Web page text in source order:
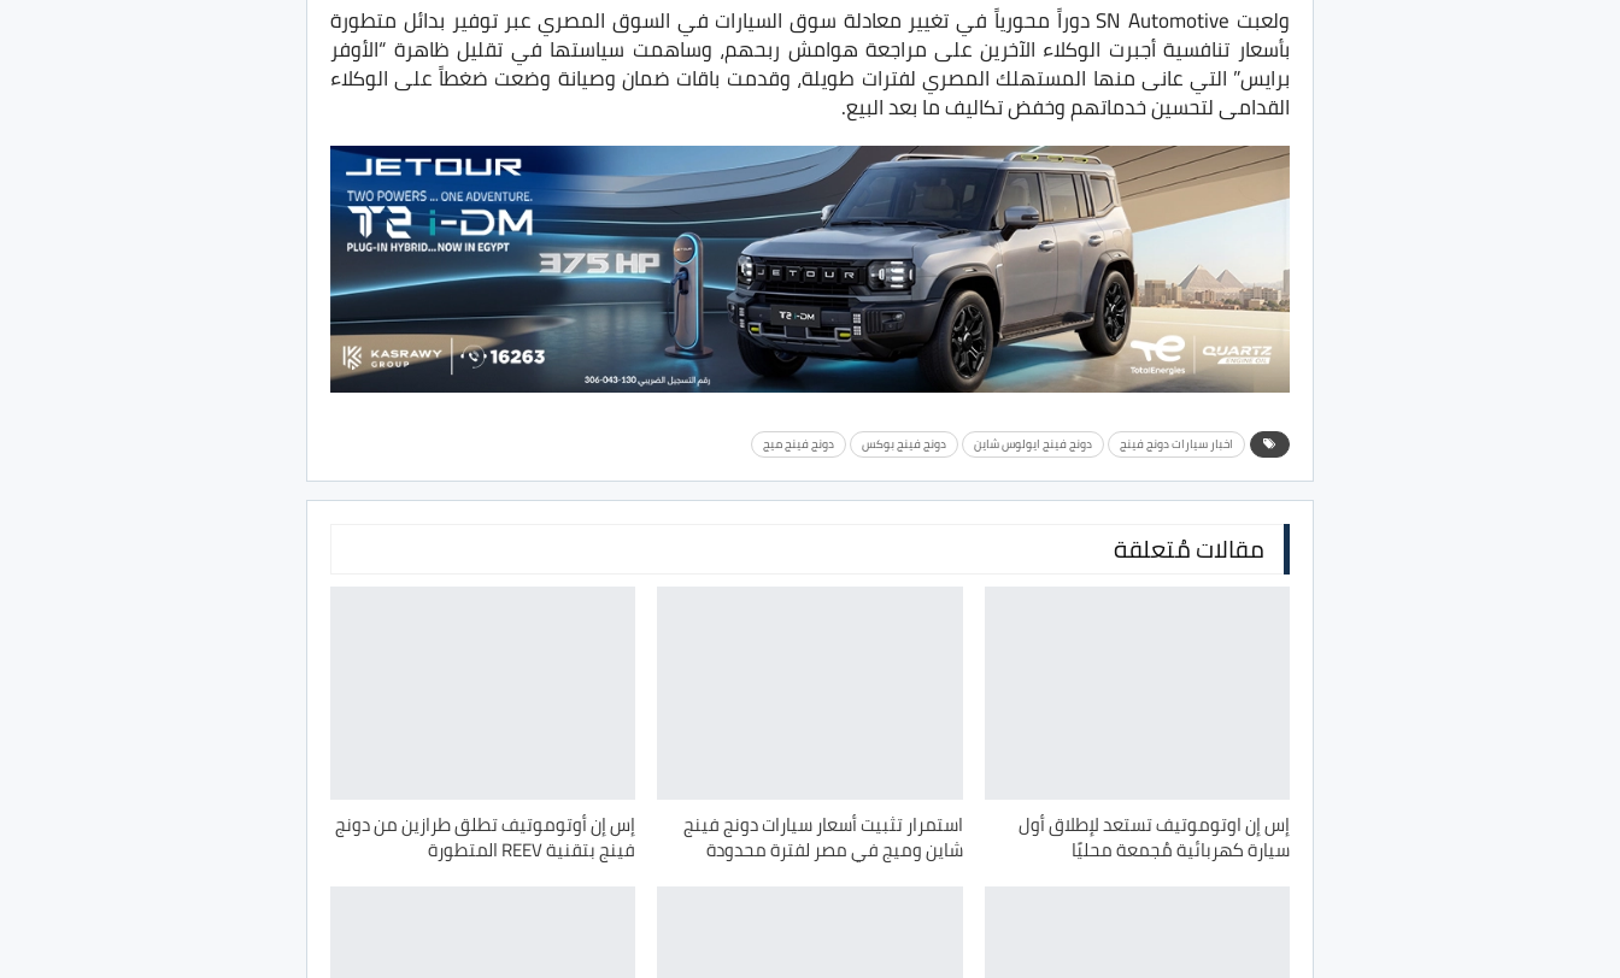
ولعبت SN Automotive دوراً محورياً في تغيير معادلة سوق السيارات في السوق المصري عبر توفير بدائل متطورة
بأسعار تنافسية أجبرت الوكلاء الآخرين على مراجعة هوامش ربحهم، وساهمت سياستها في تقليل ظاهرة “الأوفر
برايس” التي عانى منها المستهلك المصري لفترات طويلة، وقدمت باقات ضمان وصيانة وضعت ضغطاً على الوكلاء
القدامى لتحسين خدماتهم وخفض تكاليف ما بعد البيع.
اخبار سيارات دونج فينج دونج فينج ايولوس شاين دونج فينج بوكس دونج فينج ميج
مقالات مُتعلقة
إس إن اوتوموتيف تستعد لإطلاق أول
سيارة كهربائية مُجمعة محليًا
استمرار تثبيت أسعار سيارات دونج فينج
شاين وميج في مصر لفترة محدودة
إس إن أوتوموتيف تطلق طرازين من دونج
فينج بتقنية REEV المتطورة